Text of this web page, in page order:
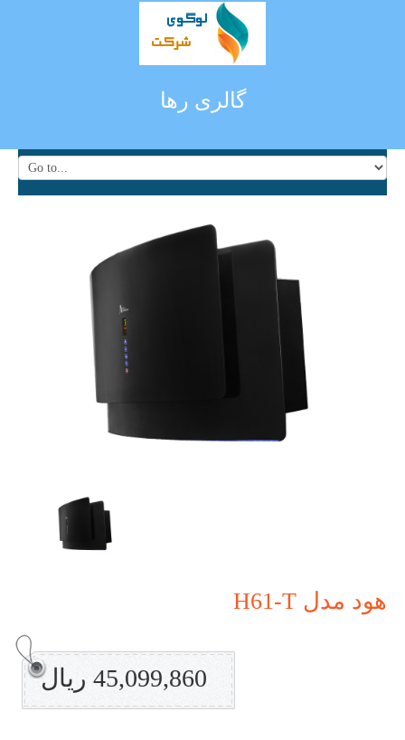
گالری رها
هود مدل H61-T
45,099,860 ریال